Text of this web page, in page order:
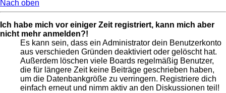
Nach oben
Ich habe mich vor einiger Zeit registriert, kann mich aber
nicht mehr anmelden?!
Es kann sein, dass ein Administrator dein Benutzerkonto
aus verschieden Gründen deaktiviert oder gelöscht hat.
Außerdem löschen viele Boards regelmäßig Benutzer,
die für längere Zeit keine Beiträge geschrieben haben,
um die Datenbankgröße zu verringern. Registriere dich
einfach erneut und nimm aktiv an den Diskussionen teil!